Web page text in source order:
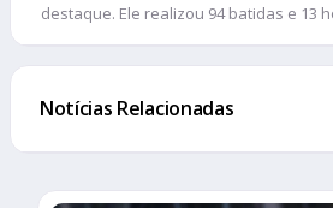
destaque. Ele realizou 94 batidas e 13
Notícias Relacionadas